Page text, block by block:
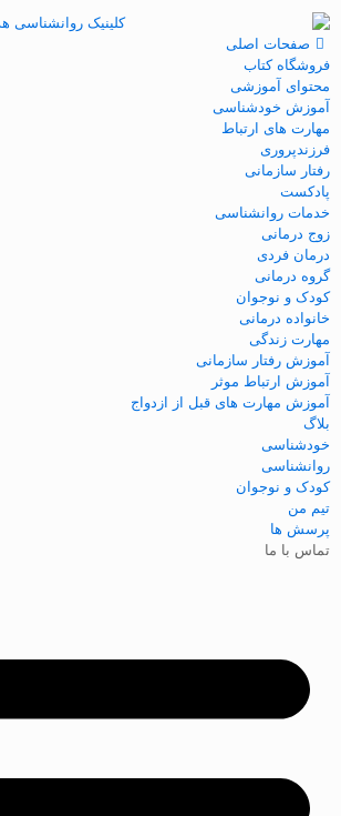
صفحات اصلی
فروشگاه کتاب
محتوای آموزشی
آموزش خودشناسی
مهارت های ارتباط
فرزندپروری
رفتار سازمانی
پادکست
خدمات روانشناسی
زوج درمانی
درمان فردی
گروه درمانی
کودک و نوجوان
خانواده درمانی
مهارت زندگی
آموزش رفتار سازمانی
آموزش ارتباط موثر
آموزش مهارت های قبل از ازدواج
بلاگ
خودشناسی
روانشناسی
کودک و نوجوان
تیم من
پرسش ها
تماس با ما